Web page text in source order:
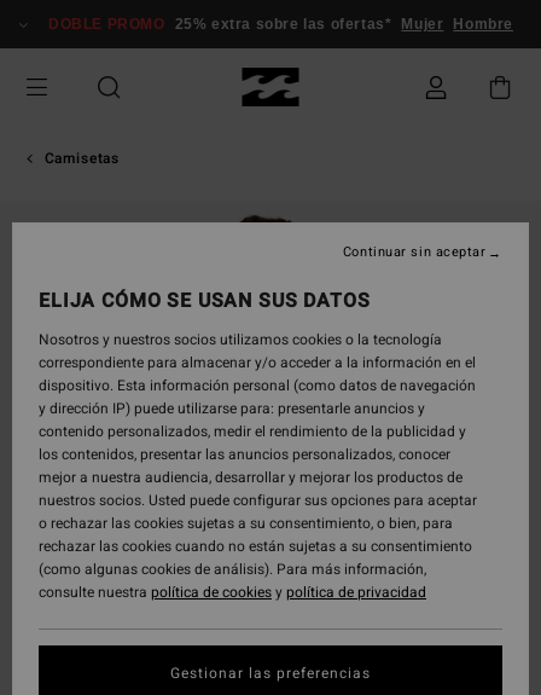
información
DOBLE PROMO 25% extra sobre las ofertas* Mujer Hombre
Camisetas
ELIJA CÓMO SE USAN SUS DATOS
Nosotros y nuestros socios utilizamos cookies o la tecnología
correspondiente para almacenar y/o acceder a la información en el
dispositivo. Esta información personal (como datos de navegación
y dirección IP) puede utilizarse para: presentarle anuncios y
contenido personalizados, medir el rendimiento de la publicidad y
los contenidos, presentar las anuncios personalizados, conocer
mejor a nuestra audiencia, desarrollar y mejorar los productos de
nuestros socios. Usted puede configurar sus opciones para aceptar
o rechazar las cookies sujetas a su consentimiento, o bien, para
rechazar las cookies cuando no están sujetas a su consentimiento
(como algunas cookies de análisis). Para más información,
consulte nuestra política de cookiesypolítica de privacidad
Gestionar las preferencias
Continuar sin aceptar